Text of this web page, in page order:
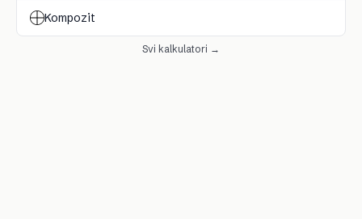
Kompozit
Svi kalkulatori →